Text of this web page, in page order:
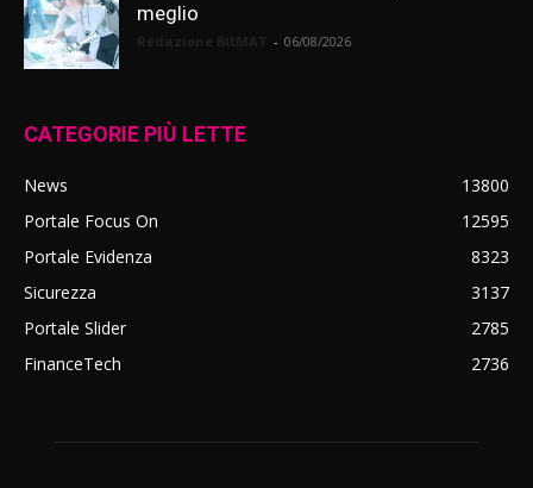
meglio
- 06/08/2026
CATEGORIE PIÙ LETTE
News
13800
Portale Focus On
12595
Portale Evidenza
8323
Sicurezza
3137
Portale Slider
2785
FinanceTech
2736